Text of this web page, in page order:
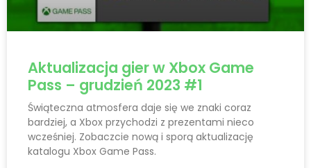
Aktualizacja gier w Xbox Game
Pass – grudzień 2023 #1
Świąteczna atmosfera daje się we znaki coraz
bardziej, a Xbox przychodzi z prezentami nieco
wcześniej. Zobaczcie nową i sporą aktualizację
katalogu Xbox Game Pass.